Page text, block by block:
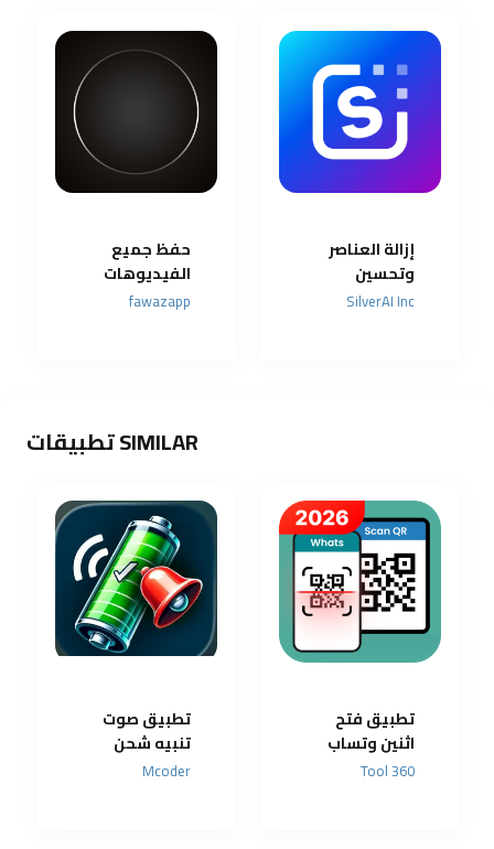
إزالة العناصر
وتحسين
الجودة بضغطة
SilverAI Inc
حفظ جميع
الفيديوهات
من مواقع
fawazapp
SIMILAR تطبيقات
تطبيق فتح
اثنين وتساب
على هاتف
360 Tool
تطبيق صوت
تنبيه شحن
البطارية
Mcoder